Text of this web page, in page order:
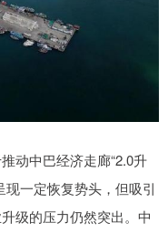
动中巴经济走廊“2.0升
一定恢复势头，但吸引
级的压力仍然突出。中